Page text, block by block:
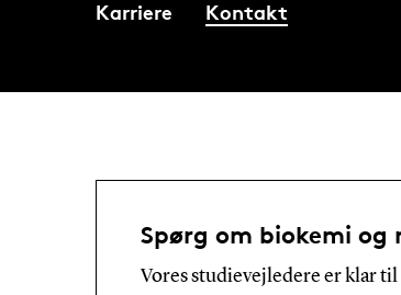
Karriere
Kontakt
Spørg om biokemi
Vores studievejledere er klar